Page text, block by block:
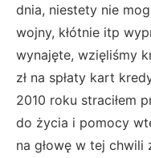
dnia, niestety nie
wojny, kłótnie itp
wynajęte, wzięliśmy
zł na spłaty kart
2010 roku straciłem
do życia i pomocy
na głowę w tej chwili